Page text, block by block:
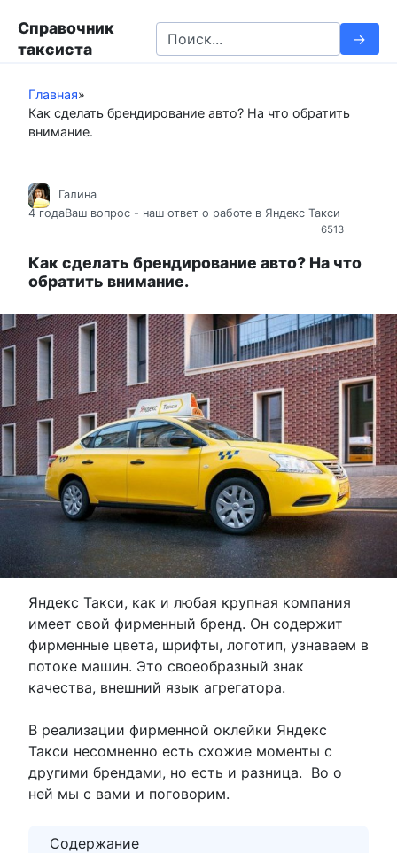
у
Справочник
таксиста
e
c
Главная»
Как сделать брендирование авто? На что обратить
внимание.
6513
Галина
4 годаВаш вопрос - наш ответ о работе в Яндекс Такси
Как сделать брендирование авто? На что
обратить внимание.
Яндекс Такси, как и любая крупная компания
имеет свой фирменный бренд. Он содержит
фирменные цвета, шрифты, логотип, узнаваем в
потоке машин. Это своеобразный знак
качества, внешний язык агрегатора.
В реализации фирменной оклейки Яндекс
Такси несомненно есть схожие моменты с
другими брендами, но есть и разница. Во о
ней мы с вами и поговорим.
Содержание